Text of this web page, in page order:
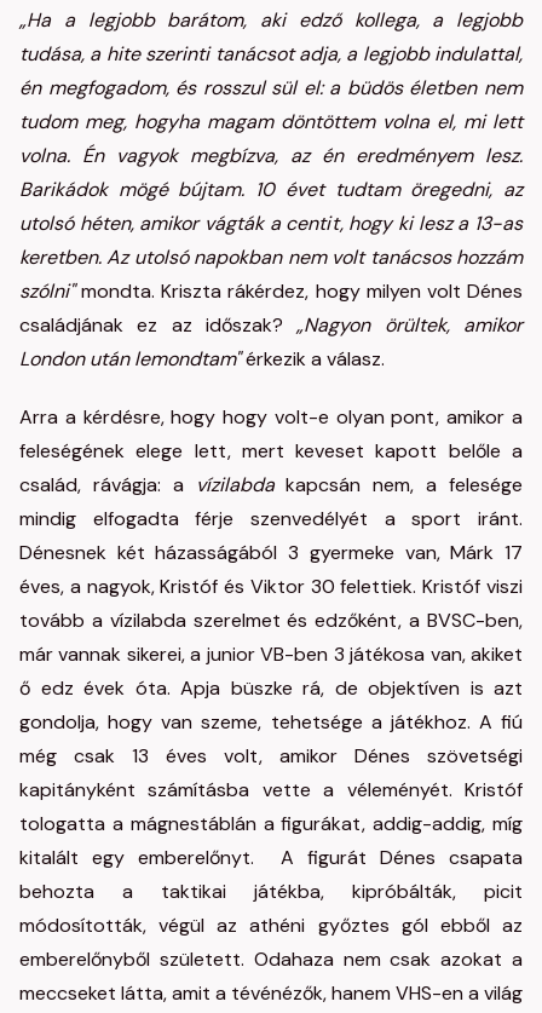
„Ha a legjobb barátom, aki edző kollega, a legjobb
tudása, a hite szerinti tanácsot adja, a legjobb indulattal,
én megfogadom, és rosszul sül el: a büdös életben nem
tudom meg, hogyha magam döntöttem volna el, mi lett
volna. Én vagyok megbízva, az én eredményem lesz.
Barikádok mögé bújtam. 10 évet tudtam öregedni, az
utolsó héten, amikor vágták a centit, hogy ki lesz a 13-as
keretben. Az utolsó napokban nem volt tanácsos hozzám
szólni"mondta. Kriszta rákérdez, hogy milyen volt Dénes
családjának ez az időszak?„Nagyon örültek, amikor
London után lemondtam"érkezik a válasz.
Arra a kérdésre, hogy hogy volt-e olyan pont, amikor a
feleségének elege lett, mert keveset kapott belőle a
család, rávágja: a vízilabdakapcsán nem, a felesége
mindig elfogadta férje szenvedélyét a sport iránt.
Dénesnek két házasságából 3 gyermeke van, Márk 17
éves, a nagyok, Kristóf és Viktor 30 felettiek. Kristóf viszi
tovább a vízilabda szerelmet és edzőként, a BVSC-ben,
már vannak sikerei, a junior VB-ben 3 játékosa van, akiket
ő edz évek óta. Apja büszke rá, de objektíven is azt
gondolja, hogy van szeme, tehetsége a játékhoz. A fiú
még csak 13 éves volt, amikor Dénes szövetségi
kapitányként számításba vette a véleményét. Kristóf
tologatta a mágnestáblán a figurákat, addig-addig, míg
kitalált egy emberelőnyt. A figurát Dénes csapata
behozta a taktikai játékba, kipróbálták, picit
módosították, végül az athéni győztes gól ebből az
emberelőnyből született. Odahaza nem csak azokat a
meccseket látta, amit a tévénézők, hanem VHS-en a világ